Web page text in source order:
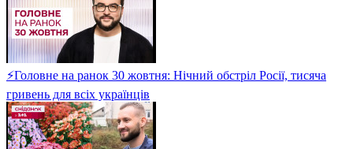
⚡Головне на ранок 30 жовтня: Нічний обстріл Росії, тисяча
гривень для всіх українців